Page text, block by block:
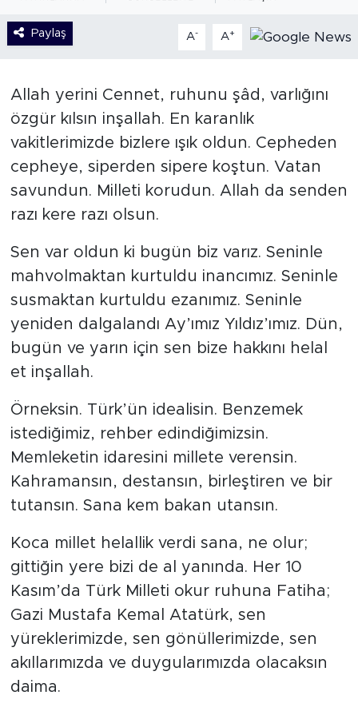
Paylaş A- A+
Allah yerini Cennet, ruhunu şâd, varlığını
özgür kılsın inşallah. En karanlık
vakitlerimizde bizlere ışık oldun. Cepheden
cepheye, siperden sipere koştun. Vatan
savundun. Milleti korudun. Allah da senden
razı kere razı olsun.
Sen var oldun ki bugün biz varız. Seninle
mahvolmaktan kurtuldu inancımız. Seninle
susmaktan kurtuldu ezanımız. Seninle
yeniden dalgalandı Ay’ımız Yıldız’ımız. Dün,
bugün ve yarın için sen bize hakkını helal
et inşallah.
Örneksin. Türk’ün idealisin. Benzemek
istediğimiz, rehber edindiğimizsin.
Memleketin idaresini millete verensin.
Kahramansın, destansın, birleştiren ve bir
tutansın. Sana kem bakan utansın.
Koca millet helallik verdi sana, ne olur;
gittiğin yere bizi de al yanında. Her 10
Kasım’da Türk Milleti okur ruhuna Fatiha;
Gazi Mustafa Kemal Atatürk, sen
yüreklerimizde, sen gönüllerimizde, sen
akıllarımızda ve duygularımızda olacaksın
daima.